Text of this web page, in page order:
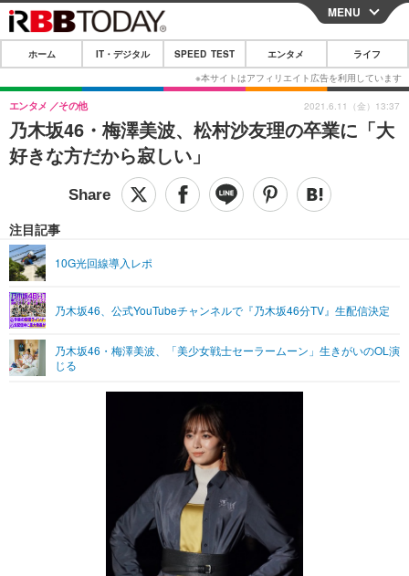
CLOSE
ホーム
IT・デジタル
IT・デジタルTOP スマートフォン
ショッピング その他
SPEED TEST
エンタメTOP 映画・ドラマ
グラビア ブログ
ショッピング その他
ライフTOP
リリース一覧
プッシュ通知の停止方法
MENU
ホーム IT・デジタル SPEED TEST エンタメ ライフ
乃木坂46・梅澤美波、松村沙友理の卒業に「大
好きな方だから寂しい」
エンタメ その他
注目記事
10G光回線導入レポ
乃木坂46、公式YouTubeチャンネルで『乃木坂46分TV』生配信決定
乃木坂46・梅澤美波、「美少女戦士セーラームーン」生きがいのOL演
じる
2021.6.11（金）13:37